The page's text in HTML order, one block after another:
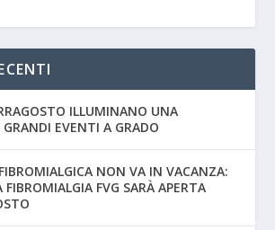
ILLUMINANO UNA
EVENTI A GRADO
NON VA IN VACANZA:
FIBROMIALGIA FVG SARÀ APERTA